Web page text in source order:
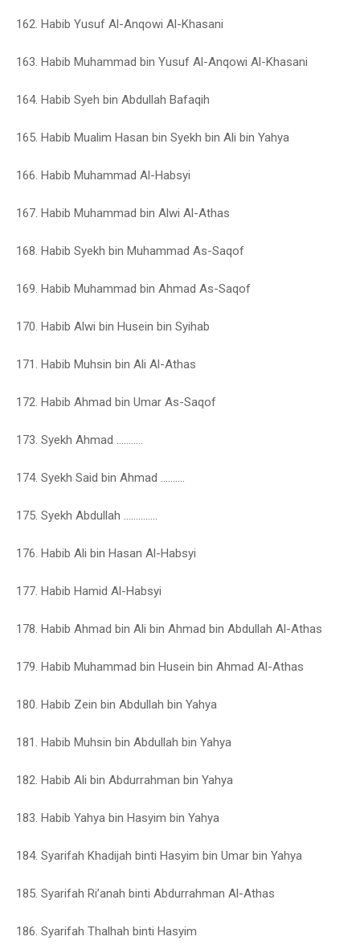
162. Habib Yusuf Al-Anqowi Al-Khasani
163. Habib Muhammad bin Yusuf Al-Anqowi Al-Khasani
164. Habib Syeh bin Abdullah Bafaqih
165. Habib Mualim Hasan bin Syekh bin Ali bin Yahya
166. Habib Muhammad Al-Habsyi
167. Habib Muhammad bin Alwi Al-Athas
168. Habib Syekh bin Muhammad As-Saqof
169. Habib Muhammad bin Ahmad As-Saqof
170. Habib Alwi bin Husein bin Syihab
171. Habib Muhsin bin Ali Al-Athas
172. Habib Ahmad bin Umar As-Saqof
173. Syekh Ahmad ………..
174. Syekh Said bin Ahmad ……….
175. Syekh Abdullah …………..
176. Habib Ali bin Hasan Al-Habsyi
177. Habib Hamid Al-Habsyi
178. Habib Ahmad bin Ali bin Ahmad bin Abdullah Al-Athas
179. Habib Muhammad bin Husein bin Ahmad Al-Athas
180. Habib Zein bin Abdullah bin Yahya
181. Habib Muhsin bin Abdullah bin Yahya
182. Habib Ali bin Abdurrahman bin Yahya
183. Habib Yahya bin Hasyim bin Yahya
184. Syarifah Khadijah binti Hasyim bin Umar bin Yahya
185. Syarifah Ri’anah binti Abdurrahman Al-Athas
186. Syarifah Thalhah binti Hasyim